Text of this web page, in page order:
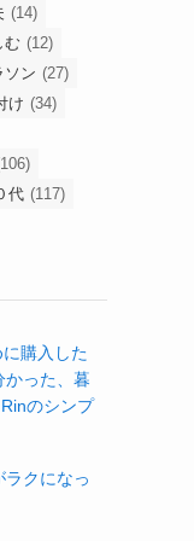
(14)
む (12)
ソン (27)
け (34)
代 (117)
購入した
かった、暮
のシンプ
クになっ